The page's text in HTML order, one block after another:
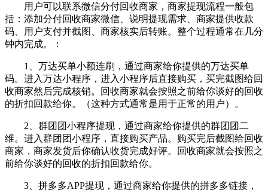
用户可以联系微信分付回收商家， 商家提现流程一般包
括：添加分付回收商家微信、说明提现需求、商家提供收款
码、用户支付并截图、商家核实后转账。整个过程通常在几分
钟内完成。
：
1、万达买单小额连刷，通过商家给你提供的万达买单
码。进入万达小程序，进入小程序后直接购买，买完截图给回
收商家然后完成核销。回收商家就会按照之前给你谈好的回收
的折扣回款给你。（这种方式通常是用于正常的用户）。
2、群团团小程序提现，通过商家给你提供的群团团二
维。进入群团团小程序，直接购买产品。购买完后截图给回收
商家，商家发货后你确认收货完成好评。
回收商家就会按照之
前给你谈好的回收的折扣回款给你。
3、拼多多APP提现，通过商家给你提供的拼多多链接，